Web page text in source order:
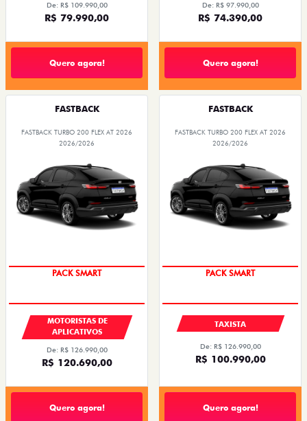
De: R$ 109.990,00
R$ 79.990,00
Quero agora!
De: R$ 97.990,00
R$ 74.390,00
Quero agora!
FASTBACK
FASTBACK TURBO 200 FLEX AT 2026
2026/2026
PACK SMART
MOTORISTAS DE
APLICATIVOS
De: R$ 126.990,00
R$ 120.690,00
Quero agora!
FASTBACK
FASTBACK TURBO 200 FLEX AT 2026
2026/2026
PACK SMART
TAXISTA
De: R$ 126.990,00
R$ 100.990,00
Quero agora!